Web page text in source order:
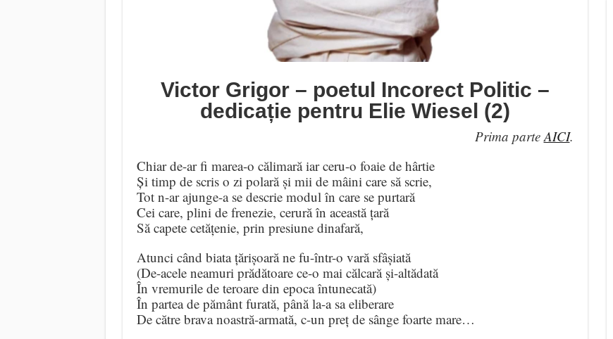
Victor Grigor – poetul Incorect Politic –
dedicație pentru Elie Wiesel (2)
Prima parteAICI.
Chiar de-ar fi marea-o călimară iar ceru-o foaie de hârtie
Și timp de scris o zi polară și mii de mâini care să scrie,
Tot n-ar ajunge-a se descrie modul în care se purtară
Cei care, plini de frenezie, cerură în această țară
Să capete cetățenie, prin presiune dinafară,
Atunci când biata țărișoară ne fu-într-o vară sfâșiată
(De-acele neamuri prădătoare ce-o mai călcară și-altădată
În vremurile de teroare din epoca întunecată)
În partea de pământ furată, până la-a sa eliberare
De către brava noastră-armată, c-un preț de sânge foarte mare…